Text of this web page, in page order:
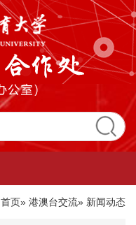
首页» 港澳台交流» 新闻动态